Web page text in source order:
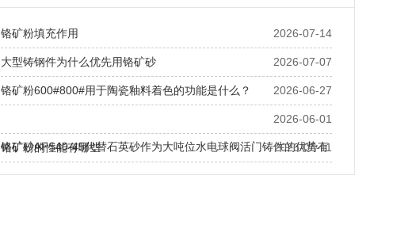
2026-07-14
铬矿粉填充作用
2026-07-07
大型铸钢件为什么优先用铬矿砂
2026-06-27
铬矿粉600#800#用于陶瓷釉料着色的功能是什么？
2026-06-01
铬矿砂AFS40-45代替石英砂作为大吨位水电球阀活门铸件的优势有
哪些？
2026-05-11
铬矿粉的性能有哪些